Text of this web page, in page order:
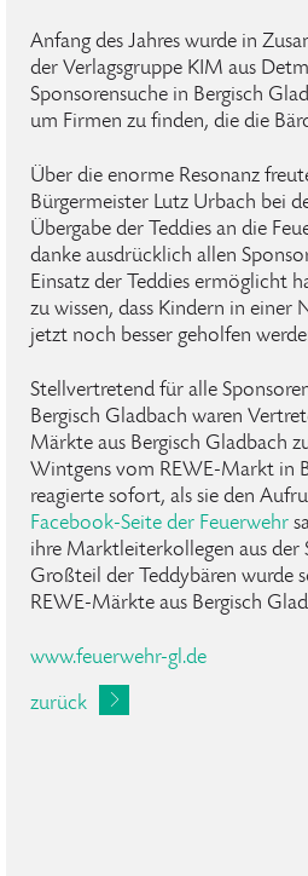
Anfang des Jahres wurde in
der Verlagsgruppe KIM aus
Sponsorensuche in Bergisch
um Firmen zu finden, die die
Über die enorme Resonanz
Bürgermeister Lutz Urbach bei
Übergabe der Teddies an die
danke ausdrücklich allen
Einsatz der Teddies ermöglicht
zu wissen, dass Kindern in einer
jetzt noch besser geholfen
Stellvertretend für alle
Bergisch Gladbach waren
Märkte aus Bergisch Gladbach
Wintgens vom REWE-Markt in
reagierte sofort, als sie den
Facebook-Seite der Feuerwehr
ihre Marktleiterkollegen aus der
Großteil der Teddybären wurde
REWE-Märkte aus Bergisch
www.feuerwehr-gl.de
zurück